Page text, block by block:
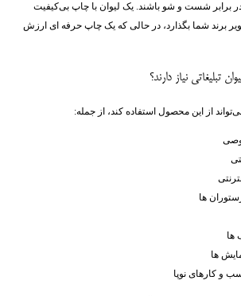
برابر شست‌ و شو باشند. یک لیوان با چاپ بی‌کیفیت
برند شما بگذارد، در حالی که یک چاپ حرفه‌ ای ارزش
نیاز دارند؟
از این محصول استفاده کند، از جمله:
ها
‌ها
‌و کارهای نوپا